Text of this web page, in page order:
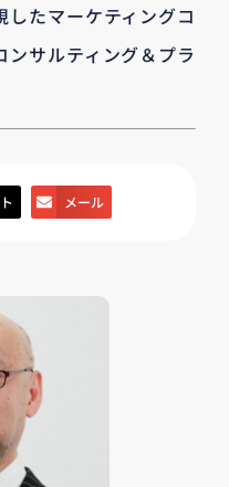
たマーケティングコ
サルティング＆プラ
メール